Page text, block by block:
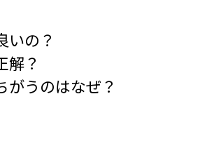
いの？
解？
がうのはなぜ？